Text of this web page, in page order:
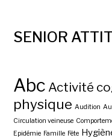
SENIOR
Abc Activité
physique Audition
Circulation veineuse
Epidémie Famille Fête